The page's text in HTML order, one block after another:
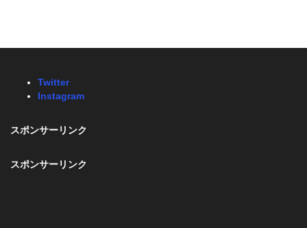
Twitter
Instagram
スポンサーリンク
スポンサーリンク